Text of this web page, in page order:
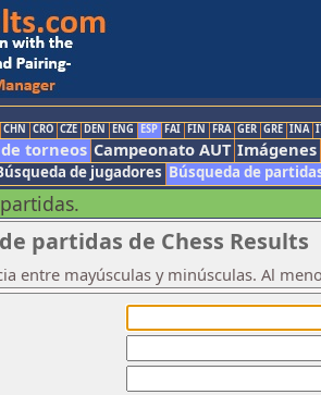
CHN CRO CZE DEN ENG ESP FAI FIN FRA GER GRE INA
torneos Campeonato AUT Imágenes
de jugadores Búsqueda de
partidas de Chess Results
entre mayúsculas y minúsculas. Al